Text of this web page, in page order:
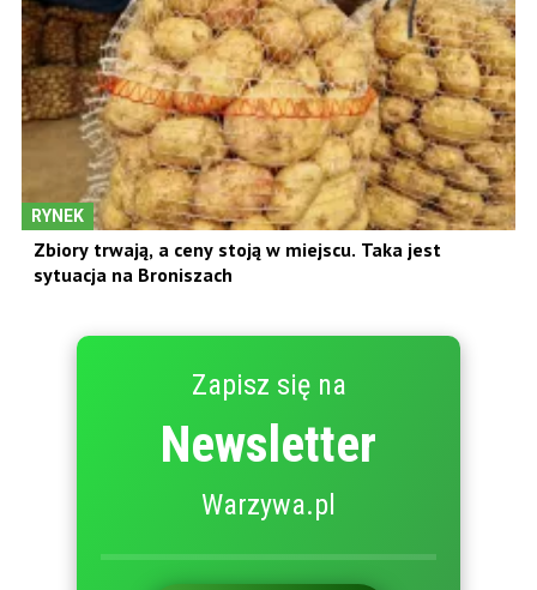
RYNEK
Zbiory trwają, a ceny stoją w miejscu. Taka jest
sytuacja na Broniszach
Zapisz się na
Newsletter
Warzywa.pl